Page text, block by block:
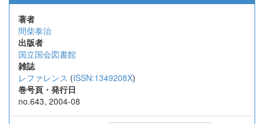
著者
間柴泰治
出版者
国立国会図書館
雑誌
レファレンス (ISSN:1349208X)
巻号頁・発行日
no.643, 2004-08